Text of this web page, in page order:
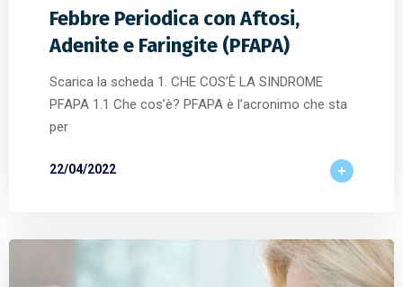
Febbre Periodica con Aftosi,
Adenite e Faringite (PFAPA)
Scarica la scheda 1. CHE COS’È LA SINDROME
PFAPA 1.1 Che cos’è? PFAPA è l’acronimo che sta
per
22/04/2022